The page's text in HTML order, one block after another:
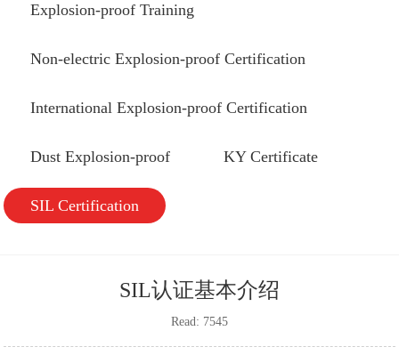
Explosion-proof Training
Non-electric Explosion-proof Certification
International Explosion-proof Certification
Dust Explosion-proof KY Certificate
SIL Certification
SIL认证基本介绍
Read: 7545